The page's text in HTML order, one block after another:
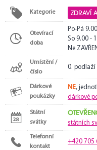
Kategorie ZDRAVÍ
Otevírací
doba
Po-Pá
So 9.00 -
Ne
Umístění /
číslo
0. podlaží
Dárkové
poukázky
NE,
dárkové
Státní
svátky
státních
Telefonní
kontakt
+420 705